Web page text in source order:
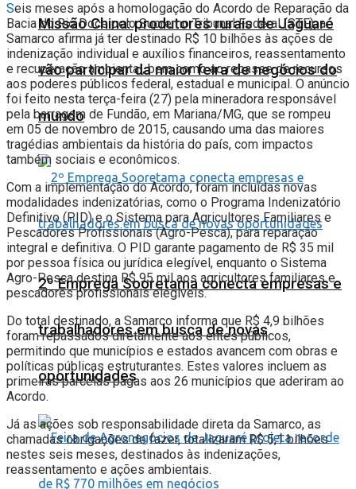
Missão China: produtores rurais de Jaguaré
vão participar da maior feira de negócios do
mundo
2º Emprega Sooretama conecta empresas e
trabalhadores em busca de novas
oportunidades
Seis meses após a homologação do Acordo de Reparação da
Bacia do Rio Doce pelo Supremo Tribunal Federal (STF), a
Samarco afirma já ter destinado R$ 10 bilhões às ações de
indenização individual e auxílios financeiros, reassentamento
e recuperação ambiental, bem como ao repasse de recursos
aos poderes públicos federal, estadual e municipal. O anúncio
foi feito nesta terça-feira (27) pela mineradora responsável
pela barragem de Fundão, em Mariana/MG, que se rompeu
em 05 de novembro de 2015, causando uma das maiores
tragédias ambientais da história do país, com impactos
também sociais e econômicos.
Com a implementação do Acordo, foram incluídas novas
modalidades indenizatórias, como o Programa Indenizatório
Definitivo (PID) e o Sistema para Agricultores Familiares e
Pescadores Profissionais (Agro-Pesca), para reparação
integral e definitiva. O PID garante pagamento de R$ 35 mil
por pessoa física ou jurídica elegível, enquanto o Sistema
Agro-Pesca destina R$ 95 mil aos agricultores familiares e
pescadores profissionais elegíveis.
Do total destinado, a Samarco informa que R$ 4,9 bilhões
foram repassados diretamente aos entes públicos,
permitindo que municípios e estados avancem com obras e
políticas públicas estruturantes. Estes valores incluem as
primeiras parcelas pagas aos 26 municípios que aderiram ao
Acordo.
Já as ações sob responsabilidade direta da Samarco, as
chamadas obrigações de fazer, totalizaram R$ 5,1 bilhões
nestes seis meses, destinados às indenizações,
reassentamento e ações ambientais.